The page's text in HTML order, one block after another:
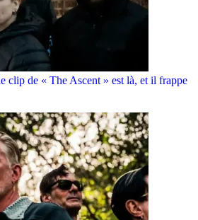
clip de « The Ascent » est là, et il frappe